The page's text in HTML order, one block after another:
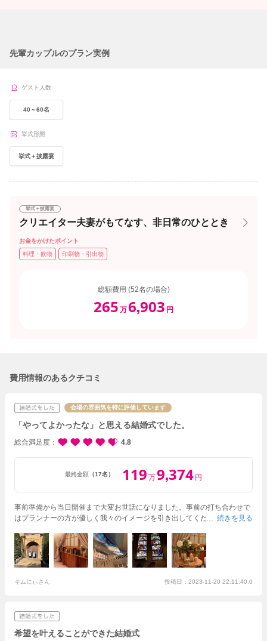
先輩カップルのプラン実例
ゲスト人数
40～60名
挙式形態
挙式＋披露宴
挙式＋披露宴
クリエイター夫妻がもてなす、非日常のひととき
お金をかけたポイント
料理・飲物
印刷物・引出物
総額費用 (52名の場合)
265 万6,903 円
費用情報のあるクチコミ
会場の雰囲気を特に評価しています
「やってよかったな」と思える結婚式でした。
総合満足度 4.8
最終金額 （17名） 119 万9,374 円
事前準備から当日開催まで大変お世話になりました。 事前の打ち合わせで
はプランナーの方が優しく我々のイメージを引き出してくださりました。
取り組むことが出来ました。当日も会場スタッフの皆さんが全てリードし
て下さったためトラブルも無く、「やってよかったな」と思える結婚式で
した。本当にありがとうございました。
続きを見る
キムにぃさん 投稿日：2023-11-20 22:11:40.0
希望を叶えることができた結婚式